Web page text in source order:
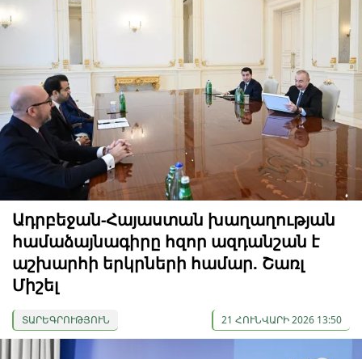
Ադրբեջան-Հայաստան խաղաղության
համաձայնագիրը հզոր ազդանշան է
աշխարհի երկրների համար. Շառլ
Միշել
ՏԱՐԵԳՐՈՒԹՅՈՒՆ 21 ՀՈՒՆՎԱՐԻ 2026 13:50